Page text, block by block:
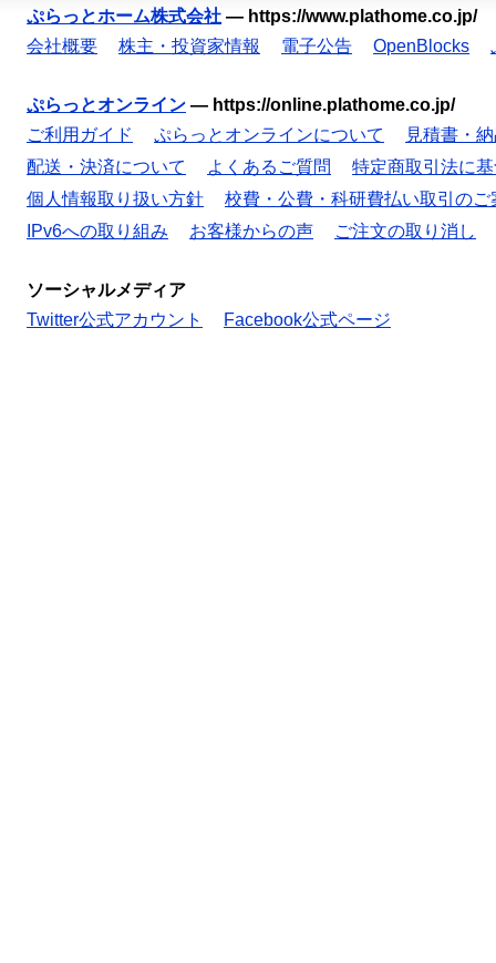
ぷらっとホーム株式会社 — https://www.plathome.co.jp/
会社概要
株主・投資家情報 電子公告 OpenBlocks
ぷらっとオンライン — https://online.plathome.co.jp/
ご利用ガイド
ぷらっとオンラインについて
見積書・
配送・決済について
よくあるご質問
特定商取引法に
個人情報取り扱い方針
校費・公費・科研費払い取引のご
IPv6への取り組み
お客様からの声 ご注文の取り消し
ソーシャルメディア
Twitter公式アカウント
Facebook公式ページ